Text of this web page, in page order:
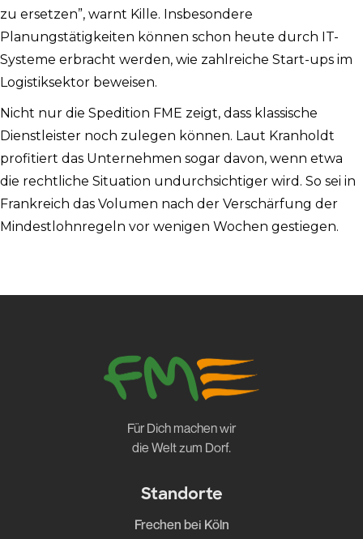
zu ersetzen”, warnt Kille. Insbesondere
Planungstätigkeiten können schon heute durch IT-
Systeme erbracht werden, wie zahlreiche Start-ups im
Logistiksektor beweisen.
Nicht nur die Spedition FME zeigt, dass klassische
Dienstleister noch zulegen können. Laut Kranholdt
profitiert das Unternehmen sogar davon, wenn etwa
die rechtliche Situation undurchsichtiger wird. So sei in
Frankreich das Volumen nach der Verschärfung der
Mindestlohnregeln vor wenigen Wochen gestiegen.
Für Dich machen wir
die Welt zum Dorf.
Standorte
Frechen bei Köln